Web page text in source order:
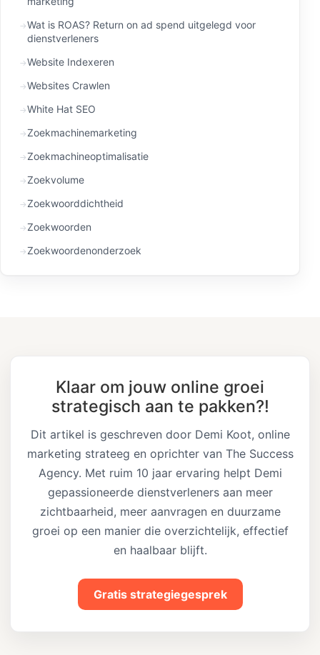
Wat is ROAS? Return on ad spend uitgelegd voor
dienstverleners
Website Indexeren
Websites Crawlen
White Hat SEO
Zoekmachinemarketing
Zoekmachineoptimalisatie
Zoekvolume
Zoekwoorddichtheid
Zoekwoorden
Zoekwoordenonderzoek
Klaar om jouw online groei
strategisch aan te pakken?!
Dit artikel is geschreven door Demi Koot, online
marketing strateeg en oprichter van The Success
Agency. Met ruim 10 jaar ervaring helpt Demi
gepassioneerde dienstverleners aan meer
zichtbaarheid, meer aanvragen en duurzame
groei op een manier die overzichtelijk, effectief
en haalbaar blijft.
Gratis strategiegesprek